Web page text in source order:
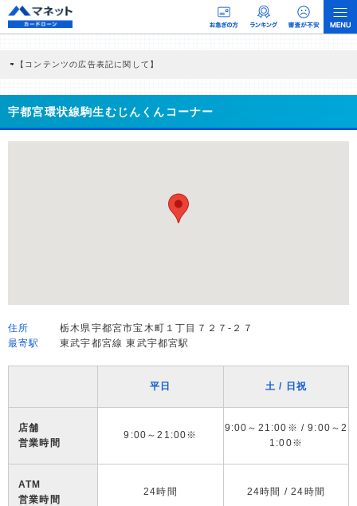
【コンテンツの広告表記に関して】
商品を根拠なくPRするものではなく、当編集部の調査／ユーザーへの口コミ収集な
どに基づき、公平性を担保した情報提供を行っています。
>提携企業一覧
宇都宮環状線駒生むじんくんコーナー
住所
栃木県宇都宮市宝木町１丁目７２７-２７
最寄駅
東武宇都宮線 東武宇都宮駅
平日 土 / 日祝
店舗
営業時間
9:00～21:00※
9:00～21:00※ / 9:00～2
1:00※
ATM
営業時間
24時間 24時間 / 24時間